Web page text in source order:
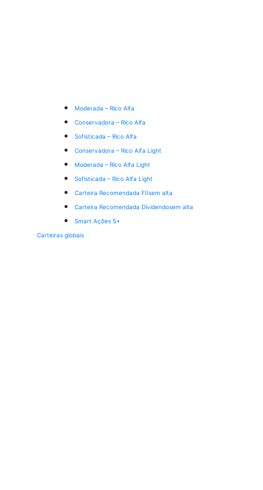
Moderada – Rico Alfa
Conservadora – Rico Alfa
Sofisticada – Rico Alfa
Conservadora – Rico Alfa Light
Moderada – Rico Alfa Light
Sofisticada – Rico Alfa Light
Carteira Recomendada FIIsem alta
Carteira Recomendada Dividendosem alta
Smart Ações 5+
Carteiras globais